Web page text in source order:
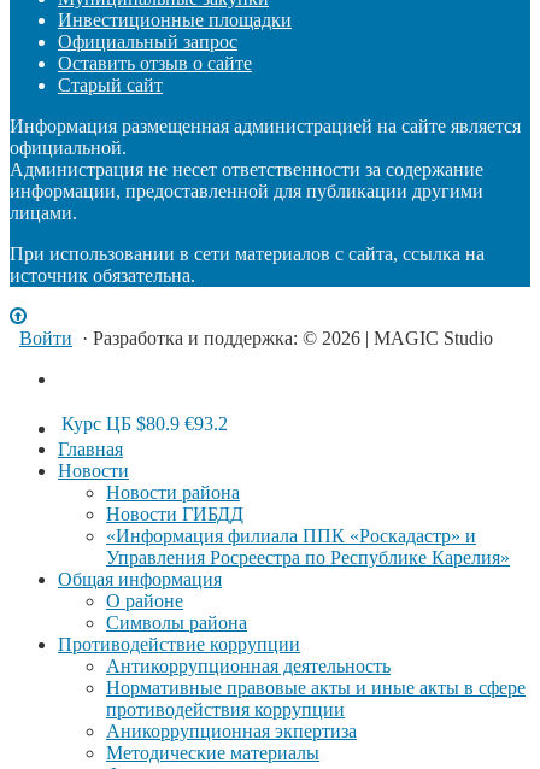
Инвестиционные площадки
Официальный запрос
Оставить отзыв о сайте
Старый сайт
Информация размещенная администрацией на сайте является
официальной.
Администрация не несет ответственности за содержание
информации, предоставленной для публикации другими
лицами.
При использовании в сети материалов с сайта, ссылка на
источник обязательна.
Войти · Разработка и поддержка: © 2026 | MAGIC Studio
Курс ЦБ $80.9 €93.2
Главная
Новости
Новости района
Новости ГИБДД
«Информация филиала ППК «Роскадастр» и
Управления Росреестра по Республике Карелия»
Общая информация
О районе
Символы района
Противодействие коррупции
Антикоррупционная деятельность
Нормативные правовые акты и иные акты в сфере
противодействия коррупции
Аникоррупционная экпертиза
Методические материалы